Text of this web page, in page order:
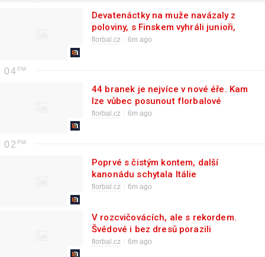
Devatenáctky na muže navázaly z
poloviny, s Finskem vyhráli junioři,
juniorky prohrály
florbal.cz 6m ago
04
44 branek je nejvíce v nové éře. Kam
lze vůbec posunout florbalové
rekordy?
florbal.cz 6m ago
02
Poprvé s čistým kontem, další
kanonádu schytala Itálie
florbal.cz 6m ago
V rozcvičovácích, ale s rekordem.
Švédové i bez dresů porazili
Lichtenštejnsko 44:0
florbal.cz 6m ago